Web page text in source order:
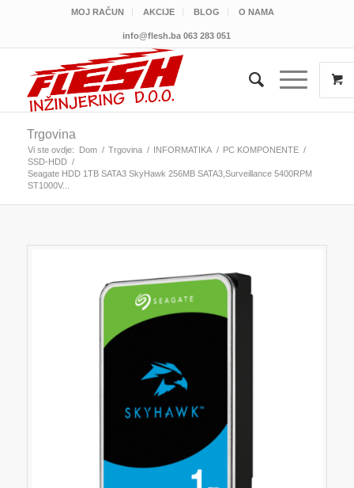
MOJ RAČUN AKCIJE BLOG O NAMA
info@flesh.ba 063 283 051
Trgovina
Vi ste ovdje: Dom / Trgovina / INFORMATIKA / PC KOMPONENTE /
SSD-HDD /
Seagate HDD 1TB SATA3 SkyHawk 256MB SATA3,Surveillance 5400RPM
ST1000V...